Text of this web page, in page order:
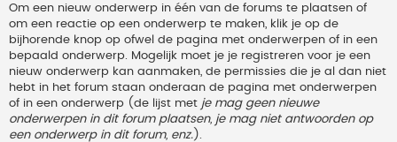
Om een nieuw onderwerp in één van de forums te plaatsen of
om een reactie op een onderwerp te maken, klik je op de
bijhorende knop op ofwel de pagina met onderwerpen of in een
bepaald onderwerp. Mogelijk moet je je registreren voor je een
nieuw onderwerp kan aanmaken, de permissies die je al dan niet
hebt in het forum staan onderaan de pagina met onderwerpen
of in een onderwerp (de lijst met je mag geen nieuwe
onderwerpen in dit forum plaatsen, je mag niet antwoorden op
een onderwerp in dit forum, enz. ).